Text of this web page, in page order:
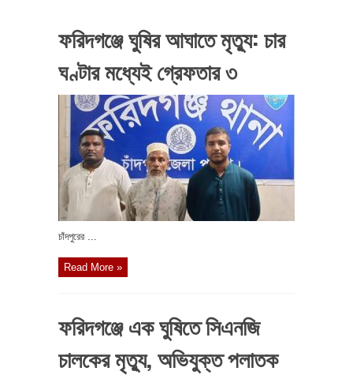
ফরিদগঞ্জে ঘুষির আঘাতে মৃত্যু: চার
ঘণ্টার মধ্যেই গ্রেফতার ৩
চাঁদপুরের ...
Read More »
ফরিদগঞ্জে এক ঘুষিতে সিএনজি
চালকের মৃত্যু, অভিযুক্ত পলাতক